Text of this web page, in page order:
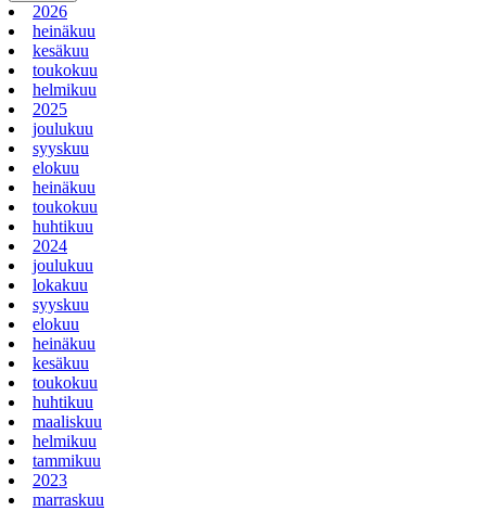
2026
heinäkuu
kesäkuu
toukokuu
helmikuu
2025
joulukuu
syyskuu
elokuu
heinäkuu
toukokuu
huhtikuu
2024
joulukuu
lokakuu
syyskuu
elokuu
heinäkuu
kesäkuu
toukokuu
huhtikuu
maaliskuu
helmikuu
tammikuu
2023
marraskuu